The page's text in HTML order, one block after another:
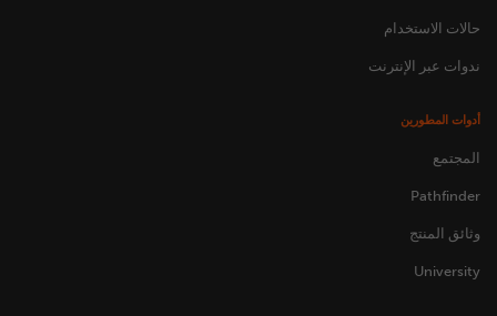
حالات الاستخدام
ندوات عبر الإنترنت
أدوات المطورين
المجتمع
Pathfinder
وثائق المنتج
University